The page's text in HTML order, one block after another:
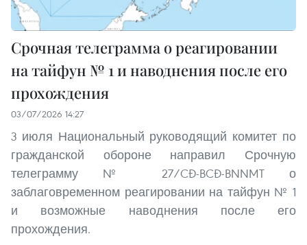
Срочная телеграмма о реагировании
на тайфун № 1 и наводнения после его
прохождения
03/07/2026 14:27
3 июля Национальный руководящий комитет по
гражданской обороне направил Срочную
телеграмму № 27/CĐ-BCĐ-BNNMT о
заблаговременном реагировании на тайфун № 1
и возможные наводнения после его
прохождения.